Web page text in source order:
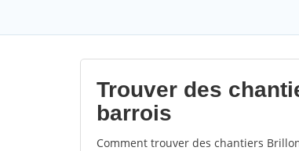
Trouver des
barrois
Comment trouver des chantiers